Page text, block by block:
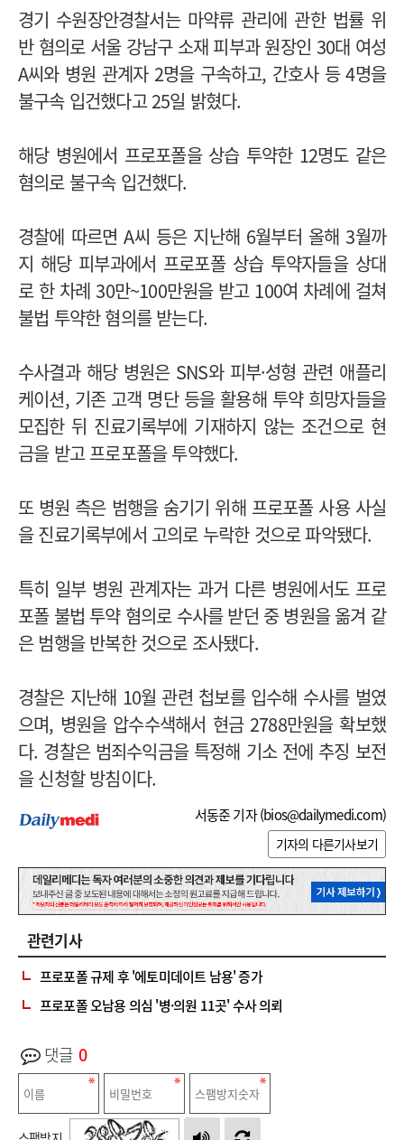
경기 수원장안경찰서는 마약류 관리에 관한 법률 위
반 혐의로 서울 강남구 소재 피부과 원장인 30대 여성
A씨와 병원 관계자 2명을 구속하고, 간호사 등 4명을
불구속 입건했다고 25일 밝혔다.
해당 병원에서 프로포폴을 상습 투약한 12명도 같은
혐의로 불구속 입건했다.
경찰에 따르면 A씨 등은 지난해 6월부터 올해 3월까
지 해당 피부과에서 프로포폴 상습 투약자들을 상대
로 한 차례 30만~100만원을 받고 100여 차례에 걸쳐
불법 투약한 혐의를 받는다.
수사결과 해당 병원은 SNS와 피부·성형 관련 애플리
케이션, 기존 고객 명단 등을 활용해 투약 희망자들을
모집한 뒤 진료기록부에 기재하지 않는 조건으로 현
금을 받고 프로포폴을 투약했다.
또 병원 측은 범행을 숨기기 위해 프로포폴 사용 사실
을 진료기록부에서 고의로 누락한 것으로 파악됐다.
특히 일부 병원 관계자는 과거 다른 병원에서도 프로
포폴 불법 투약 혐의로 수사를 받던 중 병원을 옮겨 같
은 범행을 반복한 것으로 조사됐다.
경찰은 지난해 10월 관련 첩보를 입수해 수사를 벌였
으며, 병원을 압수수색해서 현금 2788만원을 확보했
다. 경찰은 범죄수익금을 특정해 기소 전에 추징 보전
을 신청할 방침이다.
서동준 기자 (bios@dailymedi.com)
기자의 다른기사보기
관련기사
프로포폴 규제 후 '에토미데이트 남용' 증가
프로포폴 오남용 의심 '병·의원 11곳' 수사 의뢰
댓글 0